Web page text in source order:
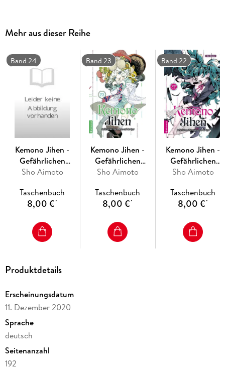
Mehr aus dieser Reihe
Band 24
Kemono Jihen -
Gefährlichen
Phänomenen auf
Sho Aimoto
Taschenbuch
8,00 €*
Band 23
Kemono Jihen -
Gefährlichen
Phänomenen auf
Sho Aimoto
Taschenbuch
8,00 €*
Band 22
Kemono Jihen -
Gefährlichen
Phänomenen auf
Sho Aimoto
Taschenbuch
8,00 €*
Produktdetails
Erscheinungsdatum
11. Dezember 2020
Sprache
deutsch
Seitenanzahl
192